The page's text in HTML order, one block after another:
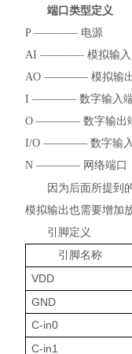
端口类型定义
P ———— 电源
AI ———— 模拟输
AO ———— 模拟输
I ———— 数字输入
O ———— 数字输出
I/O ———— 数字输
N ———— 网络端口
因为后面所提到
模拟输出也需要增加
引脚定义
引脚名称
VDD
GND
C-in0
C-in1